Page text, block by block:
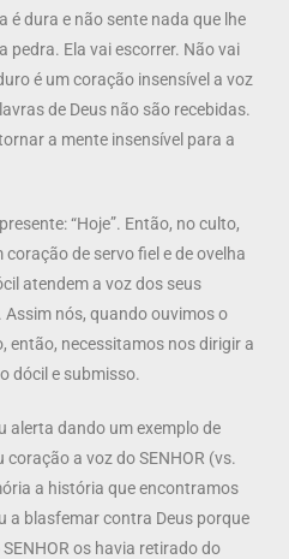
é dura e não sente nada que lhe
pedra. Ela vai escorrer. Não vai
é um coração insensível a voz
de Deus não são recebidas.
a mente insensível para a
“Hoje”. Então, no culto,
de servo fiel e de ovelha
atendem a voz dos seus
Assim nós, quando ouvimos o
então, necessitamos nos dirigir a
dócil e submisso.
alerta dando um exemplo de
a voz do SENHOR (vs.
a história que encontramos
a blasfemar contra Deus porque
os havia retirado do